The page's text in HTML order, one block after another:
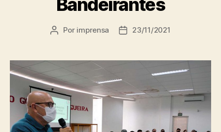
Bandeirantes
Autor
Por imprensa
Data23/11/2021